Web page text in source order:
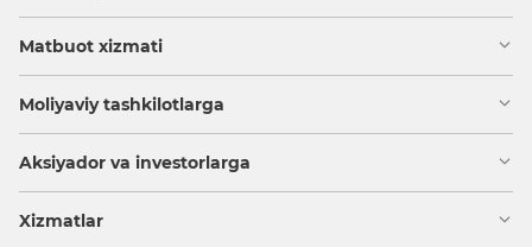
Matbuot xizmati
Moliyaviy tashkilotlarga
Aksiyador va investorlarga
Xizmatlar